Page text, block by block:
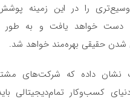
را در این زمینه
دست خواهد یافت و به طور
شدن حقیقی بهره‌‌‌مند خواهد شد.
نشان داده که شرکت‌های
کسب‌و‌کار تمام‌دیجیتالی